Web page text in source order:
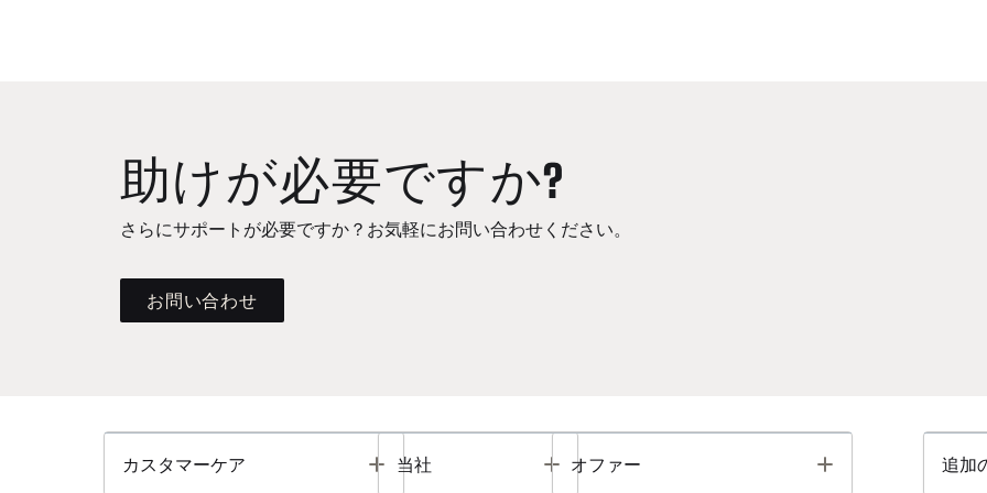
助けが必要ですか?
さらにサポートが必要ですか？お気軽にお問い合わせください。
お問い合わせ
カスタマーケア Toggle
当社 Toggle
オファー Toggle 追加